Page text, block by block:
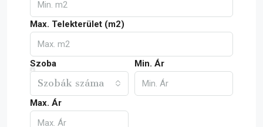
Max. Telekterület (m2)
Szoba
Szobák száma
Min. Ár
Max. Ár